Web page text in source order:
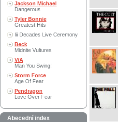
Jackson Michael
Dangerous
Tyler Bonnie
Greatest Hits
Iii Decades Live Ceremony
Beck
Midnite Vultures
V/A
Man You Swing!
Storm Force
Age Of Fear
Pendragon
Love Over Fear
Abecední index